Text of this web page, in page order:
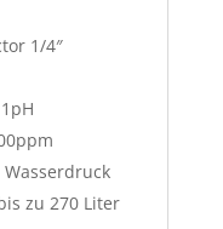
1/4″
zu 270 Liter